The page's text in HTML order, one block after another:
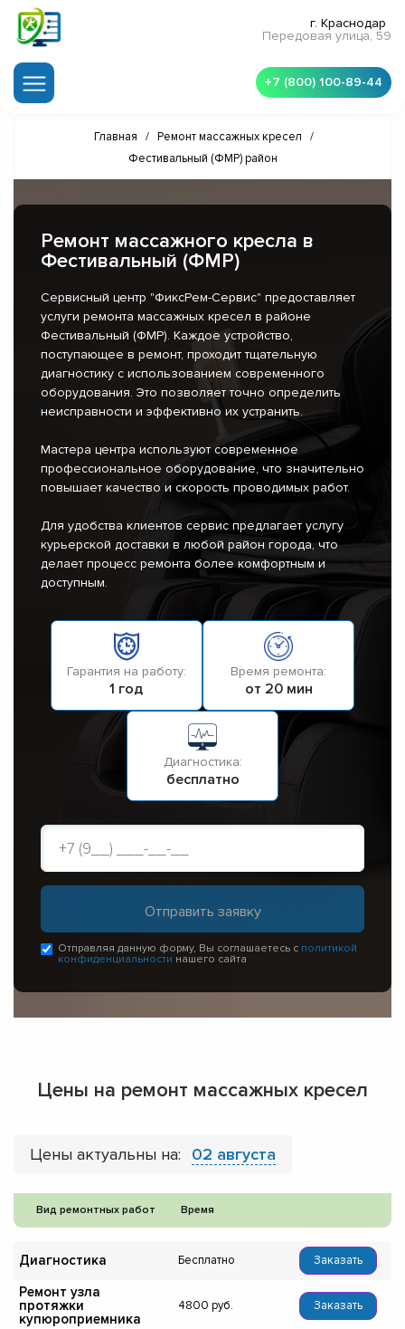
г. Краснодар
Передовая улица, 59
+7 (800) 100-89-44
Главная / Ремонт массажных кресел
/
Фестивальный (ФМР) район
Ремонт массажного кресла в
Фестивальный (ФМР)
Сервисный центр "ФиксРем-Сервис" предоставляет
услуги ремонта массажных кресел в районе
Фестивальный (ФМР). Каждое устройство,
поступающее в ремонт, проходит тщательную
диагностику с использованием современного
оборудования. Это позволяет точно определить
неисправности и эффективно их устранить.
Мастера центра используют современное
профессиональное оборудование, что значительно
повышает качество и скорость проводимых работ.
Для удобства клиентов сервис предлагает услугу
курьерской доставки в любой район города, что
делает процесс ремонта более комфортным и
доступным.
Гарантия на работу:
1 год
Время ремонта:
от 20 мин
Диагностика:
бесплатно
Отправляя данную форму, Вы соглашаетесь с политикой
конфиденциальности нашего сайта
Цены на ремонт массажных кресел
Цены актуальны на: 02 августа
Вид ремонтных работ Время
Диагностика Бесплатно Заказать
Ремонт узла
протяжки
купюроприемника
4800 Заказать